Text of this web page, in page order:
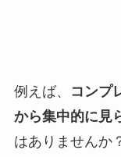
例えば、
コンプ
から集中的に見
はありませんか